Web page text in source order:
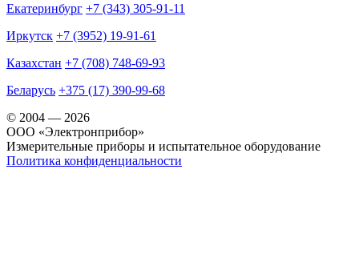
Екатеринбург +7 (343) 305-91-11
Иркутск +7 (3952) 19-91-61
Казахстан +7 (708) 748-69-93
Беларусь +375 (17) 390-99-68
© 2004 — 2026
OOO «Электронприбор»
Измерительные приборы и испытательное оборудование
Политика конфиденциальности